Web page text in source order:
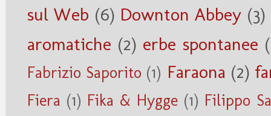
sul Web (6) Downton Abbey (3)
aromatiche (2) erbe spontanee
Fabrizio Saporito (1) Faraona (2)
Fiera (1) Fika & Hygge (1) Filippo